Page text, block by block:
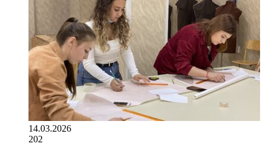
14.03.2026
202